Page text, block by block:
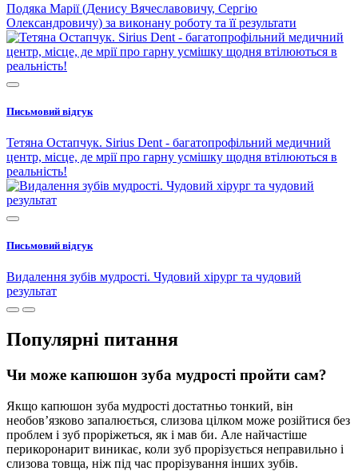
Подяка Марії (Денису Вячеславовичу, Сергію
Олександровичу) за виконану роботу та її результати
Письмовий відгук
Тетяна Остапчук. Sirius Dent - багатопрофільний медичний
центр, місце, де мрії про гарну усмішку щодня втілюються в
реальність!
Письмовий відгук
Видалення зубів мудрості. Чудовий хірург та чудовий
результат
Популярні питання
Чи може капюшон зуба мудрості пройти сам?
Якщо капюшон зуба мудрості достатньо тонкий, він
необов’язково запалюється, слизова цілком може розійтися без
проблем і зуб проріжеться, як і мав би. Але найчастіше
перикоронарит виникає, коли зуб прорізується неправильно і
слизова товща, ніж під час прорізування інших зубів.